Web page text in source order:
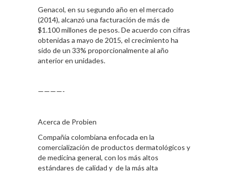
Genacol, en su segundo año en el mercado
(2014), alcanzó una facturación de más de
$1.100 millones de pesos. De acuerdo con cifras
obtenidas a mayo de 2015, el crecimiento ha
sido de un 33% proporcionalmente al año
anterior en unidades.
————-
Acerca de Probien
Compañía colombiana enfocada en la
comercialización de productos dermatológicos y
de medicina general, con los más altos
estándares de calidad y de la más alta